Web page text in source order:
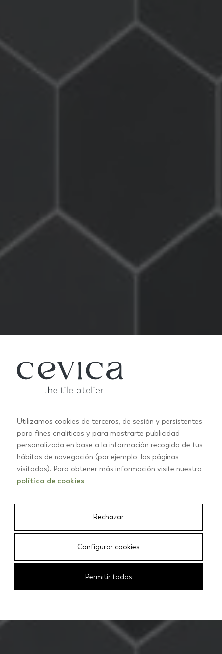
INSPIRATION AND TRENDS IN BATHROOM TILES
Bathrooms
Utilizamos cookies de terceros, de sesión y persistentes
para fines analíticos y para mostrarte publicidad
personalizada en base a la información recogida de tus
hábitos de navegación (por ejemplo, las páginas
visitadas). Para obtener más información visite nuestra
política de cookies
Rechazar
Configurar cookies
Permitir todas